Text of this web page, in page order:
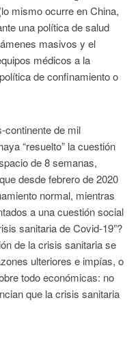
mismo ocurre en China,
una política de salud
masivos y el
médicos a la
de confinamiento o
continente de mil
“resuelto” la cuestión
de 8 semanas,
desde febrero de 2020
normal, mientras
a una cuestión social
sanitaria de Covid-19”?
de la crisis sanitaria se
ulteriores e impías, o
todo económicas: no
que la crisis sanitaria